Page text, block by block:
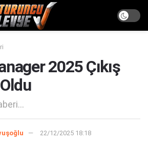
2025 Çıkış
22/12/2025 18:18